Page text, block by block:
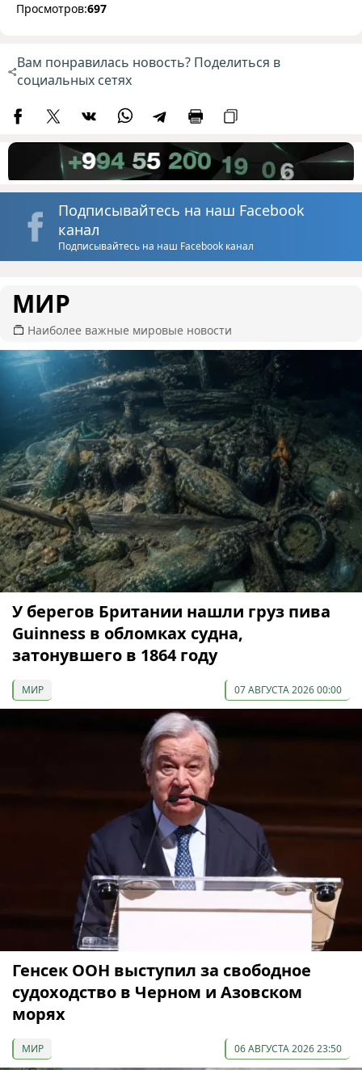
Просмотров:697
Вам понравилась новость? Поделиться в
социальных сетях
Подписывайтесь на наш Facebook
канал
Подписывайтесь на наш Facebook канал
МИР
Наиболее важные мировые новости
У берегов Британии нашли груз пива
Guinness в обломках судна,
затонувшего в 1864 году
МИР 07 АВГУСТА 2026 00:00
Генсек ООН выступил за свободное
судоходство в Черном и Азовском
морях
МИР 06 АВГУСТА 2026 23:50